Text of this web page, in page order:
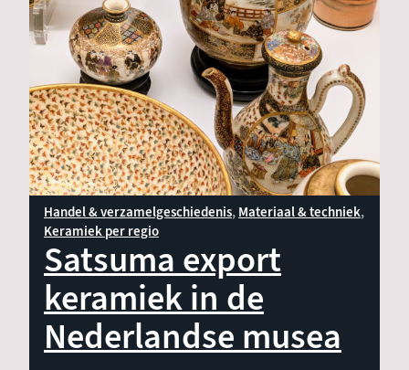
Materiaal & techniek
Vorm & decoratie
Keramiek per regio
Handel & verzamelgeschiedenis Materiaal & techniek
Keramiek per regio
Satsuma export
keramiek in de
Nederlandse musea